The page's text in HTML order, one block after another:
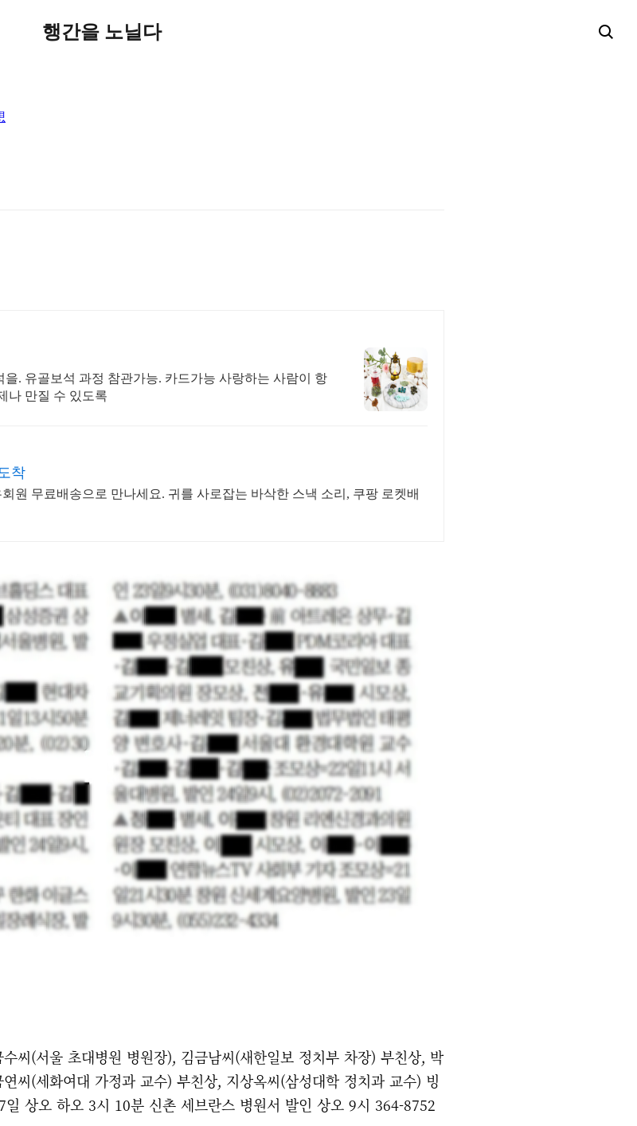
행간을 노닐다
참관가능. 카드가능 사랑하는 사람이 항
나 만질 수 있도록
착
원 무료배송으로 만나세요. 귀를 사로잡는 바삭한 스낵 소리, 쿠팡 로켓배
씨(서울 초대병원 병원장), 김금남씨(새한일보 정치부 차장) 부친상, 박
씨(세화여대 가정과 교수) 부친상, 지상옥씨(삼성대학 정치과 교수) 빙
상오 하오 3시 10분 신촌 세브란스 병원서 발인 상오 9시 364-8752